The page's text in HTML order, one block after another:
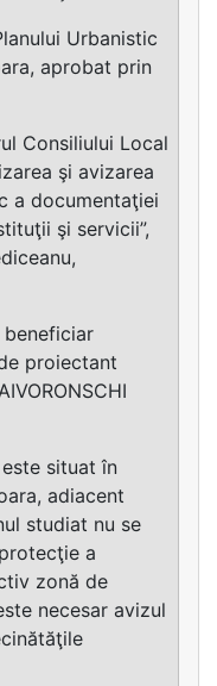
Urbanistic
aprobat prin
Consiliului Local
şi avizarea
a documentaţiei
şi servicii”,
proiectant
situat în
adiacent
studiat nu se
a
zonă de
necesar avizul